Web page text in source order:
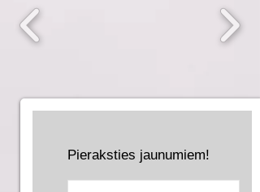
Pieraksties jaunumiem!